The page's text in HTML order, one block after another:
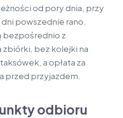
od pory dnia, przy
dni powszednie rano.
bezpośrednio z
zbiórki, bez kolejki na
a opłata za
przed przyjazdem.
odbioru